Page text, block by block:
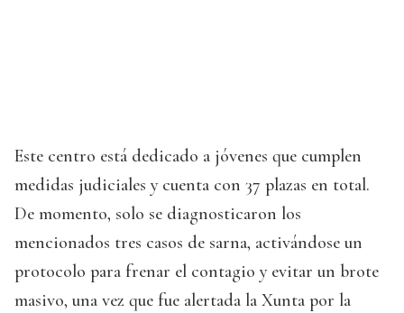
Este centro está dedicado a jóvenes que cumplen
medidas judiciales y cuenta con 37 plazas en total.
De momento, solo se diagnosticaron los
mencionados tres casos de sarna, activándose un
protocolo para frenar el contagio y evitar un brote
masivo, una vez que fue alertada la Xunta por la